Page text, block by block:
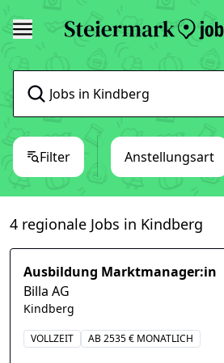
Filter Anstellungsart
4 regionale Jobs in Kindberg
Ausbildung Marktmanager:in
Billa AG
Kindberg
VOLLZEIT AB 2535 € MONATLICH